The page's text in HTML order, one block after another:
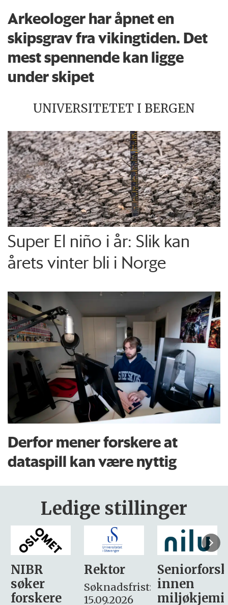
Arkeologer har åpnet en
skipsgrav fra vikingtiden. Det
mest spennende kan ligge
under skipet
UNIVERSITETET I BERGEN
Super El niño i år: Slik kan
årets vinter bli i Norge
Derfor mener forskere at
dataspill kan være nyttig
Ledige stillinger
Rektor
Søknadsfrist:
15.09.2026
Seniorforsker
innen
miljøkjemi
søker